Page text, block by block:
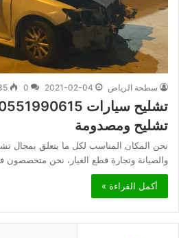
سطحة الرياض 2021-02-04
0
تشليح ومصدومة
نحن المكان المناسب لكل ما يتعلق بمجال
والصيانة وتجارة قطع الغيار، نحن متخصصون
أكمل القراءة »